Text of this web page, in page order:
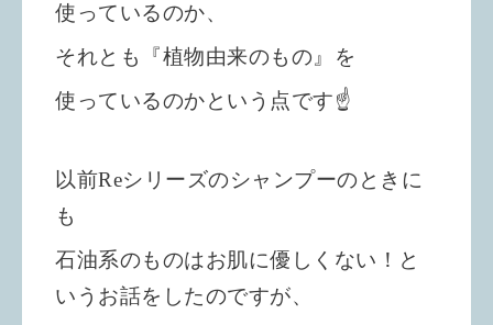
使っているのか、
それとも『植物由来のもの』を
使っているのかという点です☝️
以前Reシリーズのシャンプーのときに
も
石油系のものはお肌に優しくない！と
いうお話をしたのですが、